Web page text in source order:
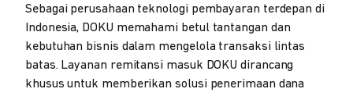
Sebagai perusahaan teknologi pembayaran terdepan di
Indonesia, DOKU memahami betul tantangan dan
kebutuhan bisnis dalam mengelola transaksi lintas
batas. Layanan remitansi masuk DOKU dirancang
khusus untuk memberikan solusi penerimaan dana